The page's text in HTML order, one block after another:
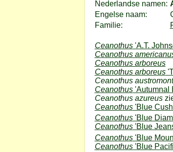
Nederlandse namen:
Engelse naam:
Familie:
Ceanothus'A.T.
Ceanothus
Ceanothus arboreus
Ceanothus arboreus
Ceanothus
Ceanothus'Autumnal
Ceanothus azureus
Ceanothus'Blue
Ceanothus'Blue
Ceanothus'Blue
Ceanothus'Blue
Ceanothus'Blue